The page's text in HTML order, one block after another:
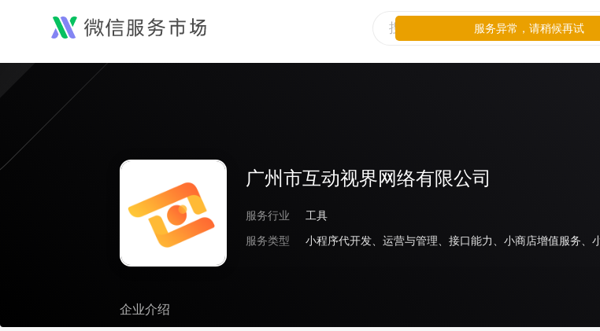
广州市互动视界网络有限公司
服务行业
工具
服务类型
企业介绍
服务异常，请稍候再试